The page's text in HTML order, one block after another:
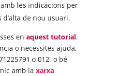
les indicacions per
de nou usuari.
en aquest tutorial.
o necessites ajuda,
o 012, o bé
amb la xarxa